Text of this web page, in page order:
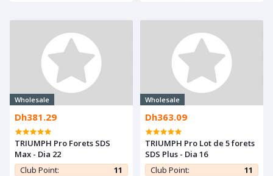
Wholesale
Dh381.29
TRIUMPH Pro Forets SDS
Max - Dia 22
Club Point:
11
Wholesale
Dh363.09
TRIUMPH Pro Lot de 5 forets
SDS Plus - Dia 16
Club Point:
11